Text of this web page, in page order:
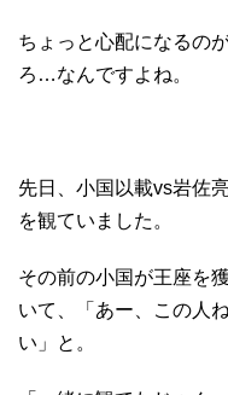
ちょっと心配になるの
ろ…なんですよね。
先日、小国以載vs岩佐
を観ていました。
その前の小国が王座を
いて、「あー、この人
い」と。